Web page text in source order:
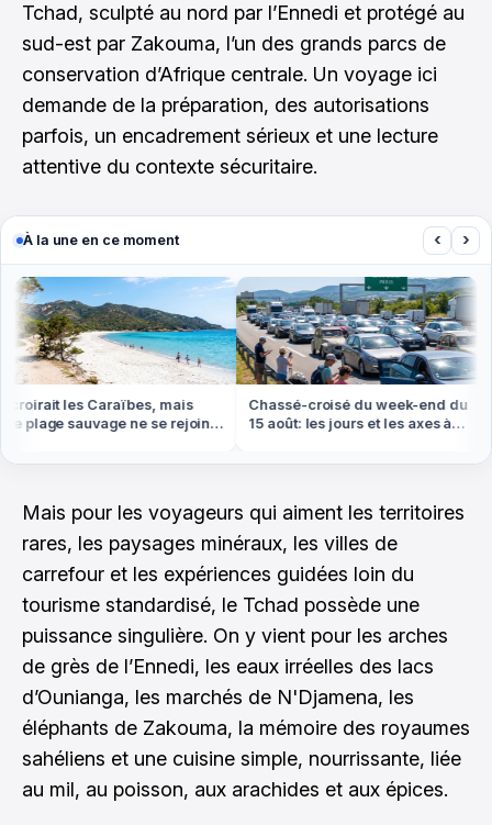
Tchad, sculpté au nord par l’Ennedi et protégé au
sud-est par Zakouma, l’un des grands parcs de
conservation d’Afrique centrale. Un voyage ici
demande de la préparation, des autorisations
parfois, un encadrement sérieux et une lecture
attentive du contexte sécuritaire.
À la une en ce moment ‹ ›
les Caraïbes, mais
plage sauvage ne se rejoint
Chassé-croisé du week-end du
15 août: les jours et les axes à
Mais pour les voyageurs qui aiment les territoires
rares, les paysages minéraux, les villes de
carrefour et les expériences guidées loin du
tourisme standardisé, le Tchad possède une
puissance singulière. On y vient pour les arches
de grès de l’Ennedi, les eaux irréelles des lacs
d’Ounianga, les marchés de N'Djamena, les
éléphants de Zakouma, la mémoire des royaumes
sahéliens et une cuisine simple, nourrissante, liée
au mil, au poisson, aux arachides et aux épices.